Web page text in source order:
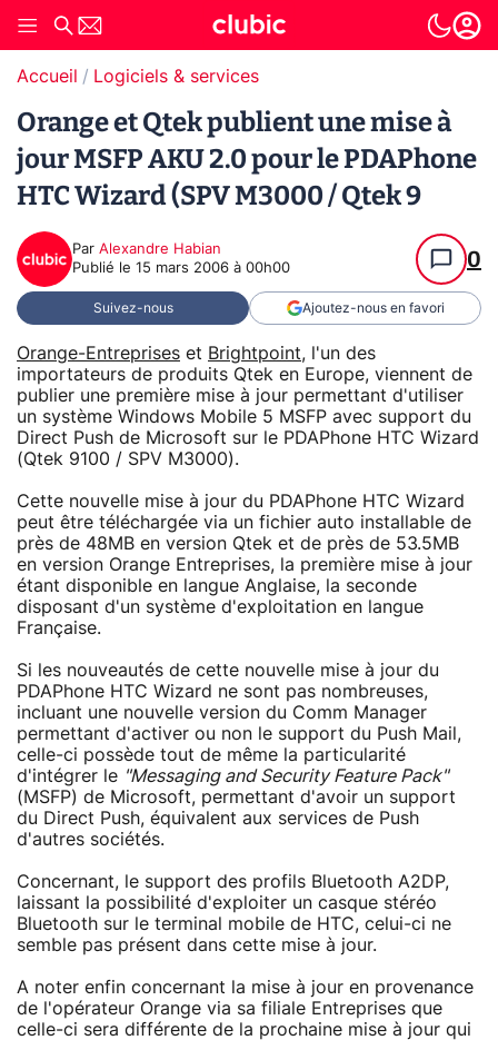
Accueil Logiciels & services
Orange et Qtek publient une mise à
jour MSFP AKU 2.0 pour le PDAPhone
HTC Wizard (SPV M3000 / Qtek 9
Par Alexandre Habian
Publié le 15 mars 2006 à 00h00 0
Suivez-nous Ajoutez-nous en favori
Orange-Entreprises et Brightpoint, l'un des
importateurs de produits Qtek en Europe, viennent de
publier une première mise à jour permettant d'utiliser
un système Windows Mobile 5 MSFP avec support du
Direct Push de Microsoft sur le PDAPhone HTC Wizard
(Qtek 9100 / SPV M3000).
Cette nouvelle mise à jour du PDAPhone HTC Wizard
peut être téléchargée via un fichier auto installable de
près de 48MB en version Qtek et de près de 53.5MB
en version Orange Entreprises, la première mise à jour
étant disponible en langue Anglaise, la seconde
disposant d'un système d'exploitation en langue
Française.
Si les nouveautés de cette nouvelle mise à jour du
PDAPhone HTC Wizard ne sont pas nombreuses,
incluant une nouvelle version du Comm Manager
permettant d'activer ou non le support du Push Mail,
celle-ci possède tout de même la particularité
d'intégrer le "Messaging and Security Feature Pack"
(MSFP) de Microsoft, permettant d'avoir un support
du Direct Push, équivalent aux services de Push
d'autres sociétés.
Concernant, le support des profils Bluetooth A2DP,
laissant la possibilité d'exploiter un casque stéréo
Bluetooth sur le terminal mobile de HTC, celui-ci ne
semble pas présent dans cette mise à jour.
A noter enfin concernant la mise à jour en provenance
de l'opérateur Orange via sa filiale Entreprises que
celle-ci sera différente de la prochaine mise à jour qui